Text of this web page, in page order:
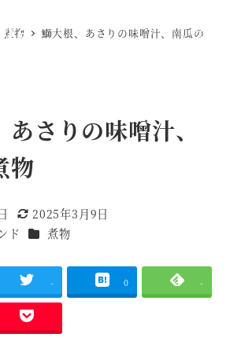
MENU
煮物
鰤大根、あさりの味噌汁、南瓜の
さりの味噌汁、
物
更新日
2025年3月9日
ド 調理種別
煮物
- 0 -